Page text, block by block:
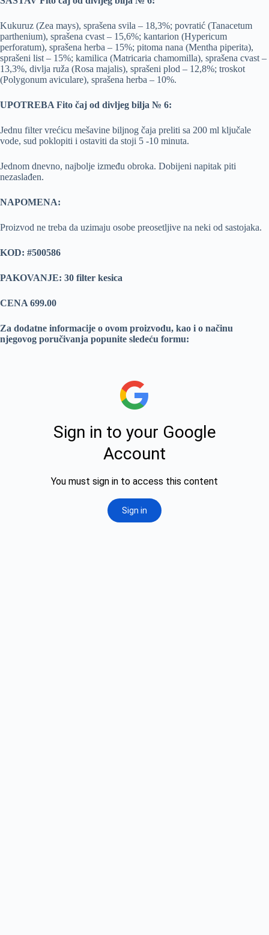
Kukuruz (Zea mays), sprašena svila – 18,3%; povratić (Tanacetum
parthenium), sprašena cvast – 15,6%; kantarion (Hypericum
perforatum), sprašena herba – 15%; pitoma nana (Mentha piperita),
sprašeni list – 15%; kamilica (Matricaria chamomilla), sprašena cvast –
13,3%, divlja ruža (Rosa majalis), sprašeni plod – 12,8%; troskot
(Polygonum aviculare), sprašena herba – 10%.
UPOTREBA Fito čaj od divljeg bilja № 6:
Jednu filter vrećicu mešavine biljnog čaja preliti sa 200 ml ključale
vode, sud poklopiti i ostaviti da stoji 5 -10 minuta.
Jednom dnevno, najbolje između obroka. Dobijeni napitak piti
nezaslađen.
NAPOMENA:
Proizvod ne treba da uzimaju osobe preosetljive na neki od sastojaka.
KOD: #500586
PAKOVANJE: 30 filter kesica
CENA 699.00
Za dodatne informacije o ovom proizvodu, kao i o načinu
njegovog poručivanja popunite sledeću formu: